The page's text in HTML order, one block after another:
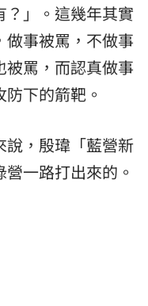
」。這幾年其實
事被罵，不做事
罵，而認真做事
下的箭靶。
說，殷瑋「藍營新
一路打出來的。